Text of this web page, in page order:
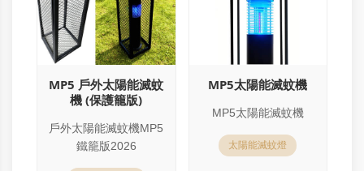
MP5 戶外太陽能滅蚊
機 (保護籠版)
戶外太陽能滅蚊機MP5
鐵籠版2026
MP5太陽能滅蚊機
MP5太陽能滅蚊機
太陽能滅蚊燈